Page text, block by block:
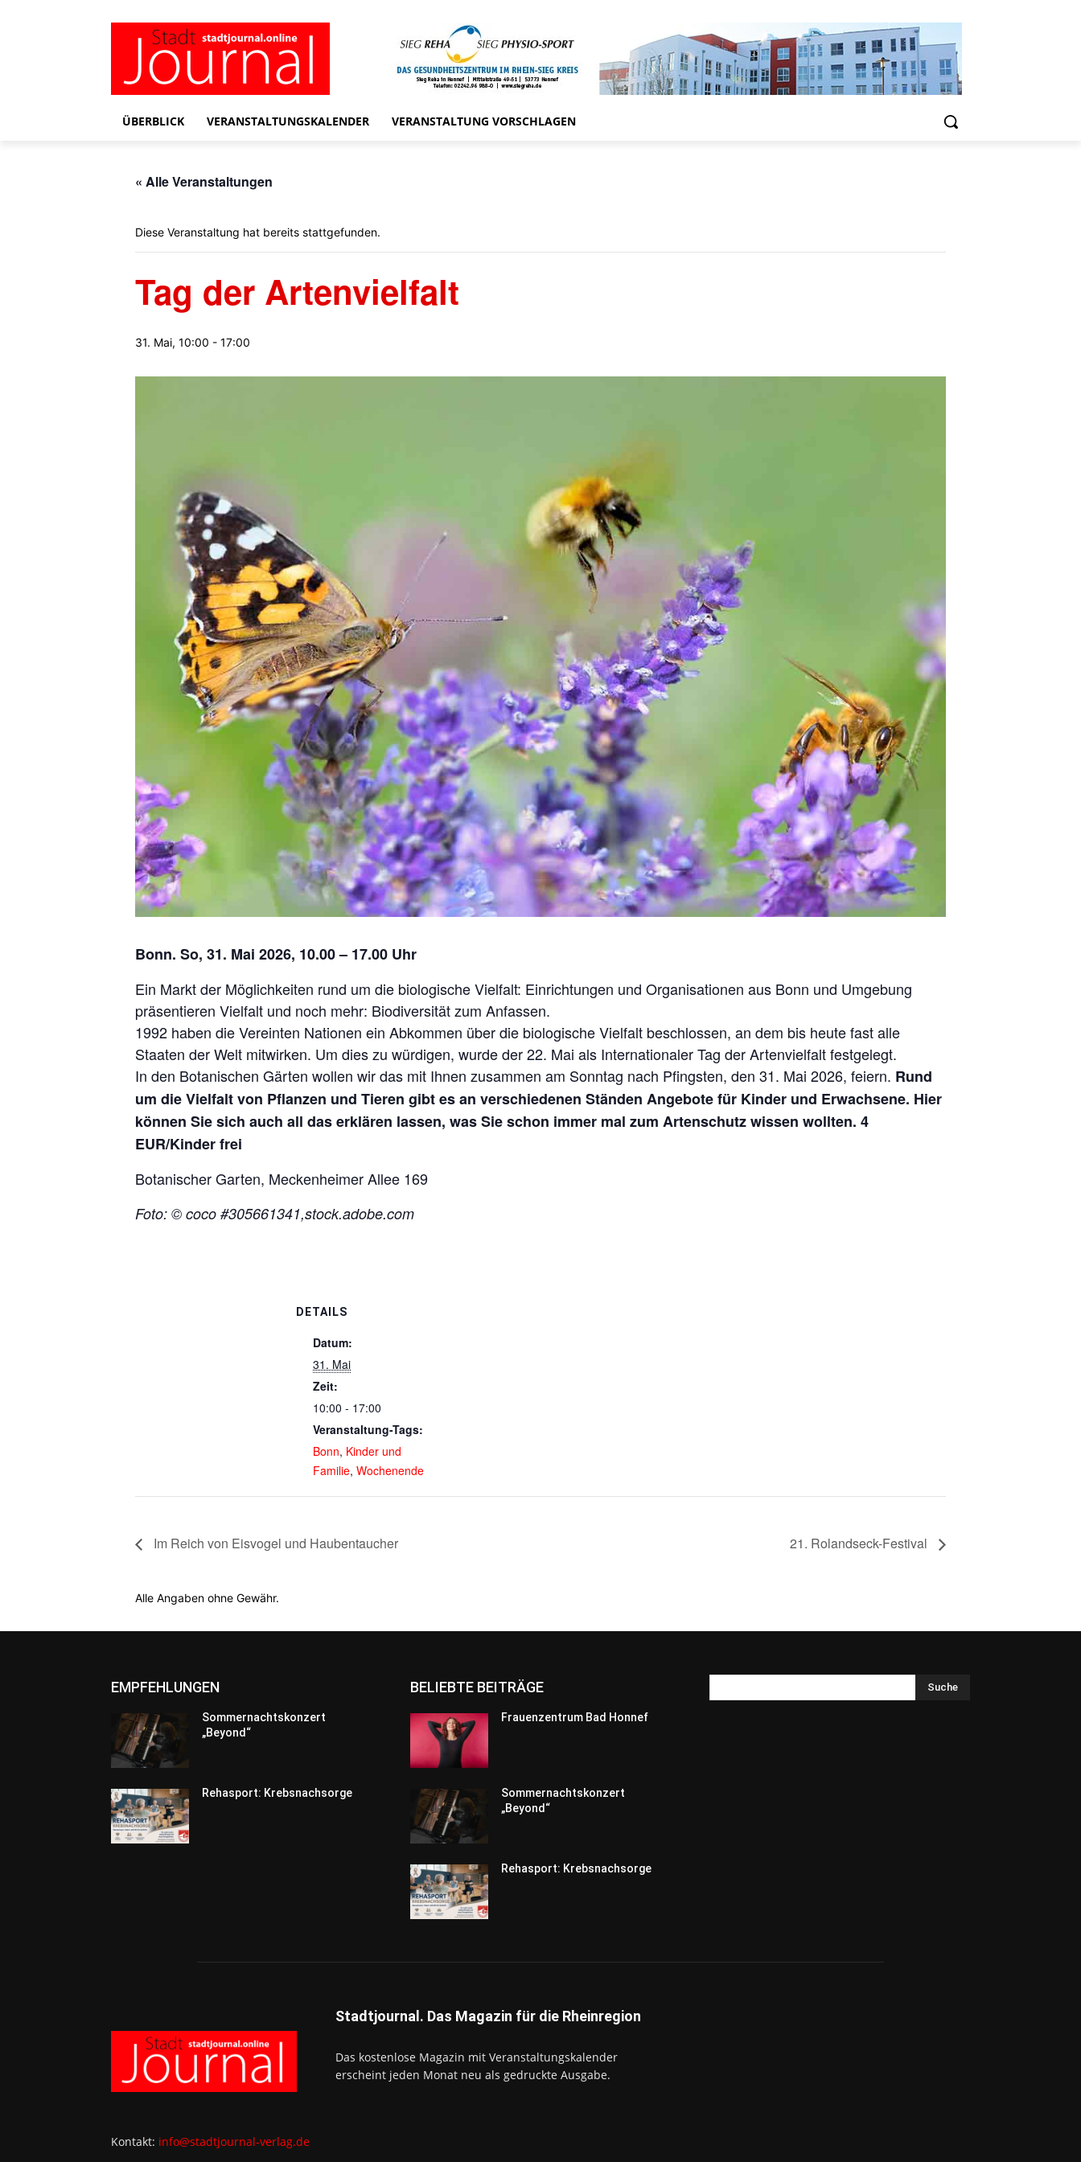
ÜBERBLICK VERANSTALTUNGSKALENDER VERANSTALTUNG VORSCHLAGEN
« Alle Veranstaltungen
Diese Veranstaltung hat bereits stattgefunden.
Tag der Artenvielfalt
31. Mai, 10:00 - 17:00
Bonn. So, 31. Mai 2026, 10.00 – 17.00 Uhr
Ein Markt der Möglichkeiten rund um die biologische Vielfalt: Einrichtungen und Organisationen aus Bonn und Umgebung
präsentieren Vielfalt und noch mehr: Biodiversität zum Anfassen.
1992 haben die Vereinten Nationen ein Abkommen über die biologische Vielfalt beschlossen, an dem bis heute fast alle
Staaten der Welt mitwirken. Um dies zu würdigen, wurde der 22. Mai als Internationaler Tag der Artenvielfalt festgelegt.
In den Botanischen Gärten wollen wir das mit Ihnen zusammen am Sonntag nach Pfingsten, den 31. Mai 2026, feiern. Rund
um die Vielfalt von Pflanzen und Tieren gibt es an verschiedenen Ständen Angebote für Kinder und Erwachsene. Hier
können Sie sich auch all das erklären lassen, was Sie schon immer mal zum Artenschutz wissen wollten. 4
EUR/Kinder frei
Botanischer Garten, Meckenheimer Allee 169
Foto: © coco #305661341,stock.adobe.com
DETAILS
Datum:
31. Mai
Zeit:
10:00 - 17:00
Veranstaltung-Tags:
Bonn, Kinder und
Familie, Wochenende
Im Reich von Eisvogel und Haubentaucher 21. Rolandseck-Festival
Alle Angaben ohne Gewähr.
EMPFEHLUNGEN
Sommernachtskonzert
„Beyond“
Rehasport: Krebsnachsorge
BELIEBTE BEITRÄGE
Frauenzentrum Bad Honnef
Sommernachtskonzert
„Beyond“
Rehasport: Krebsnachsorge
Suche
Stadtjournal. Das Magazin für die Rheinregion
Das kostenlose Magazin mit Veranstaltungskalender
erscheint jeden Monat neu als gedruckte Ausgabe.
Kontakt: info@stadtjournal-verlag.de